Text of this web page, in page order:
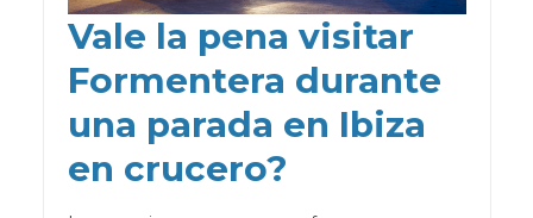
Vale la pena visitar
Formentera durante
una parada en Ibiza
en crucero?